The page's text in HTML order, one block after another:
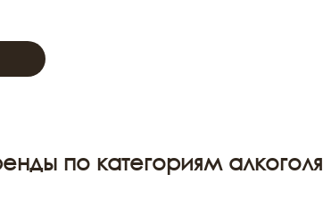
по категориям алкоголя